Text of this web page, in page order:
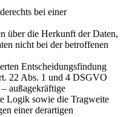
bei einer
über die Herkunft der Daten,
nicht bei der betroffenen
Entscheidungsfindung
22 Abs. 1 und 4 DSGVO
außagekräftige
Logik sowie die Tragweite
einer derartigen